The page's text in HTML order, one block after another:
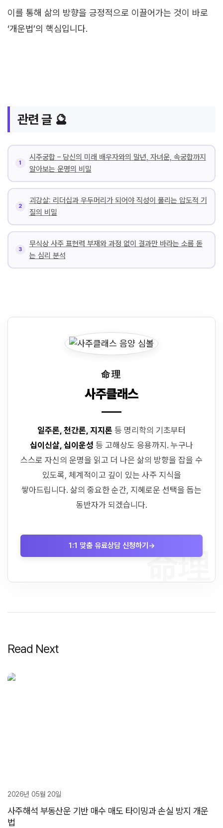
이를 통해 삶의 방향을 긍정적으로 이끌어가는 것이 바로
‘개운법’의 핵심입니다.
관련 글 🔮
시주궁합 – 당신의 미래 배우자와의 말년, 자녀운, 속궁합까지
알아보는 운명의 비밀
괴강살: 리더십과 우두머리가 되어야 직성이 풀리는 압도적 기
질의 비밀
무식상 사주 표현력 부재와 과정 없이 결과만 바라는 소름 돋
는 심리 분석
命理
命理
사주클래스
일주론, 천간론, 지지론 등 명리학의 기초부터
십이신살, 십이운성 등 고해상도 응용까지. 누구나
스스로 자신의 운명을 읽고 더 나은 삶의 방향을 잡을 수
있도록, 체계적이고 깊이 있는 사주 지식을
쌓아드립니다. 삶의 중요한 순간, 지혜로운 선택을 돕는
동반자가 되겠습니다.
1:1 맞춤 유료상담 신청하기 →
Read Next
2026년 05월 20일
사주해석 부동산운 기반 매수 매도 타이밍과 손실 방지 개운
법